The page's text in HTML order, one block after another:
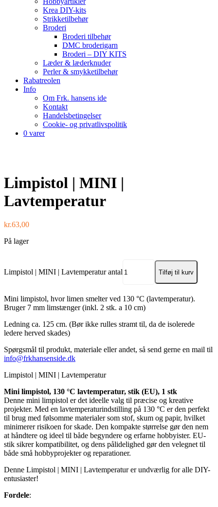
Krea DIY-kits
Strikketilbehør
Broderi
Broderi tilbehør
DMC broderigarn
Broderi – DIY KITS
Læder & læderknuder
Perler & smykketilbehør
Rabatreolen
Info
Om Frk. hansens ide
Kontakt
Handelsbetingelser
Cookie- og privatlivspolitik
0 varer
Limpistol | MINI |
Lavtemperatur
kr.63,00
På lager
Limpistol | MINI | Lavtemperatur antal Tilføj til kurv
Mini limpistol, hvor limen smelter ved 130 °C (lavtemperatur).
Bruger 7 mm limstænger (inkl. 2 stk. a 10 cm)
Ledning ca. 125 cm. (Bør ikke rulles stramt til, da de isolerede
ledere herved skades)
Spørgsmål til produkt, materiale eller andet, så send gerne en mail til
info@frkhansenside.dk
Limpistol | MINI | Lavtemperatur
Mini limpistol, 130 °C lavtemperatur, stik (EU), 1 stk
Denne mini limpistol er det ideelle valg til præcise og kreative
projekter. Med en lavtemperaturindstilling på 130 °C er den perfekt
til brug med følsomme materialer som stof, skum og papir, hvilket
minimerer risikoen for skade. Den kompakte størrelse gør den nem
at håndtere og ideel til både begyndere og erfarne hobbyister. EU-
stik sikrer kompatibilitet, og dens pålidelighed gør den velegnet til
både små hobbyprojekter og reparationer.
Denne Limpistol | MINI | Lavtemperatur er undværlig for alle DIY-
entusiaster!
Fordele: